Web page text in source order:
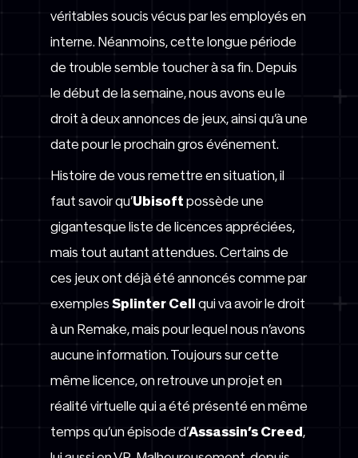
véritables soucis vécus par les employés en
interne. Néanmoins, cette longue période
de trouble semble toucher à sa fin. Depuis
le début de la semaine, nous avons eu le
droit à deux annonces de jeux, ainsi qu’à une
date pour le prochain gros événement.
Histoire de vous remettre en situation, il
faut savoir qu’Ubisoft possède une
gigantesque liste de licences appréciées,
mais tout autant attendues. Certains de
ces jeux ont déjà été annoncés comme par
exemples Splinter Cell qui va avoir le droit
à un Remake, mais pour lequel nous n’avons
aucune information. Toujours sur cette
même licence, on retrouve un projet en
réalité virtuelle qui a été présenté en même
temps qu’un épisode d’Assassin’s Creed,